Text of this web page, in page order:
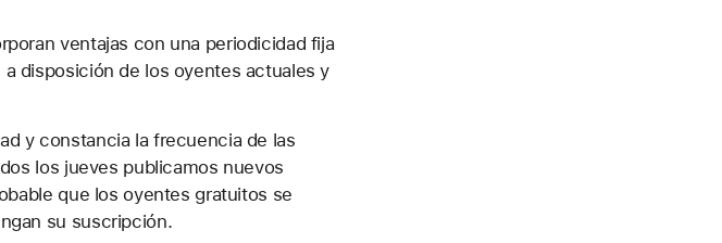
ventajas con una periodicidad fija
disposición de los oyentes actuales y
y constancia la frecuencia de las
los jueves publicamos nuevos
que los oyentes gratuitos se
su suscripción.